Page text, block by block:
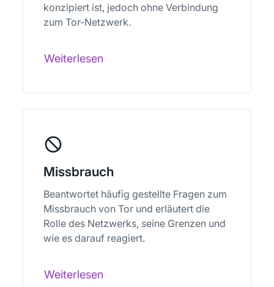
konzipiert ist, jedoch ohne Verbindung
zum Tor-Netzwerk.
Weiterlesen
Missbrauch
Beantwortet häufig gestellte Fragen zum
Missbrauch von Tor und erläutert die
Rolle des Netzwerks, seine Grenzen und
wie es darauf reagiert.
Weiterlesen